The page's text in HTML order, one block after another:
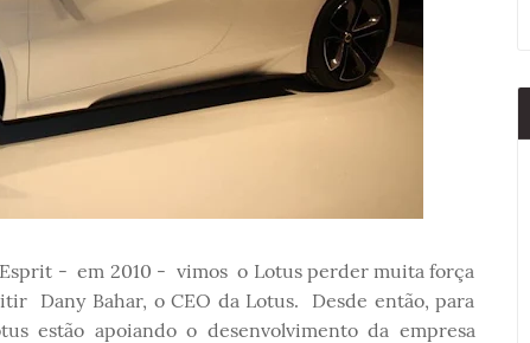
Esprit - em 2010 - vimos o Lotus perder muita força
Dany Bahar, o CEO da Lotus. Desde então, para
estão apoiando o desenvolvimento da empresa